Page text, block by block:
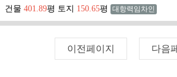
건물 401.89평 토지 150.65평 대항력임차인
이전페이지 다음